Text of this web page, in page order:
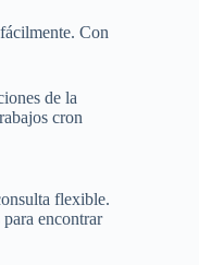
Con
de la
cron
flexible.
encontrar